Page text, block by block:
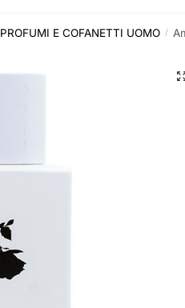
PROFUMI E COFANETTI UOMO /